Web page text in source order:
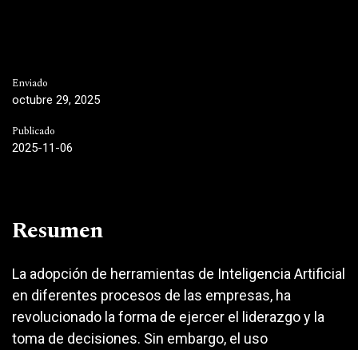
Enviado
octubre 29, 2025
Publicado
2025-11-06
Resumen
La adopción de herramientas de Inteligencia Artificial
en diferentes procesos de las empresas, ha
revolucionado la forma de ejercer el liderazgo y la
toma de decisiones. Sin embargo, el uso